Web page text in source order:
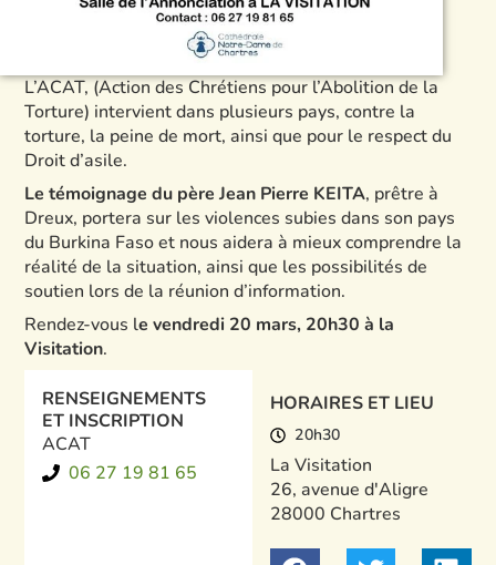
L’ACAT, (Action des Chrétiens pour l’Abolition de la
Torture) intervient dans plusieurs pays, contre la
torture, la peine de mort, ainsi que pour le respect du
Droit d’asile.
Le témoignage du père Jean Pierre KEITA, prêtre à
Dreux, portera sur les violences subies dans son pays
du Burkina Faso et nous aidera à mieux comprendre la
réalité de la situation, ainsi que les possibilités de
soutien lors de la réunion d’information.
Rendez-vous le vendredi 20 mars, 20h30 à la
Visitation.
HORAIRES ET LIEU
20h30
La Visitation
26, avenue d'Aligre
28000 Chartres
RENSEIGNEMENTS
ET INSCRIPTION
ACAT
06 27 19 81 65